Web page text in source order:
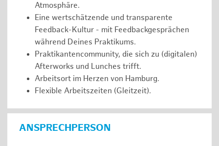
Atmosphäre.
Eine wertschätzende und transparente
Feedback-Kultur - mit Feedbackgesprächen
während Deines Praktikums.
Praktikantencommunity, die sich zu (digitalen)
Afterworks und Lunches trifft.
Arbeitsort im Herzen von Hamburg.
Flexible Arbeitszeiten (Gleitzeit).
ANSPRECHPERSON